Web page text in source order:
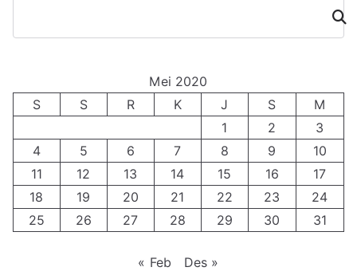
c
h
Cari
Mei 2020
S
S R K J S
M
1
2
3
4
5 6 7 8 9
10
11
12 13 14 15 16
17
18
19 20 21 22 23
24
25
26 27 28 29 30 31
« Feb Des »